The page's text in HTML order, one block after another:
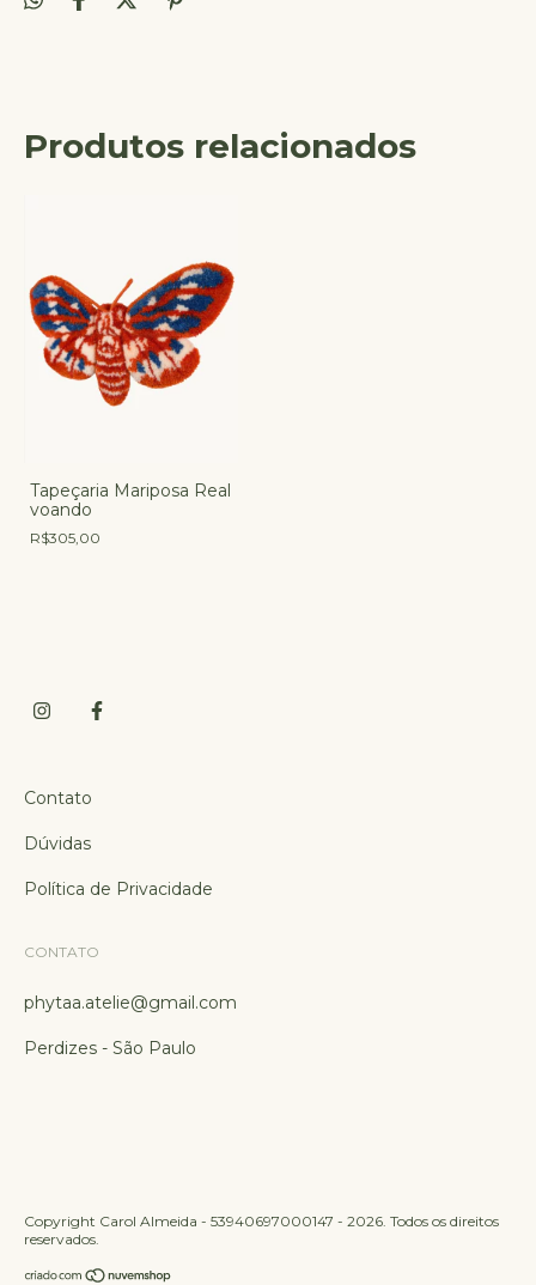
Produtos relacionados
Tapeçaria Mariposa Real
voando
R$305,00
Contato
Dúvidas
Política de Privacidade
CONTATO
phytaa.atelie@gmail.com
Perdizes - São Paulo
Copyright Carol Almeida - 53940697000147 - 2026. Todos os direitos
reservados.